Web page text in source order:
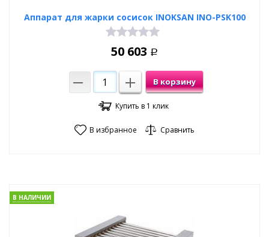
Аппарат для жарки сосисок INOKSAN INO-PSK100
50 603 Р
В корзину
Купить в 1 клик
В избранное Сравнить
В НАЛИЧИИ